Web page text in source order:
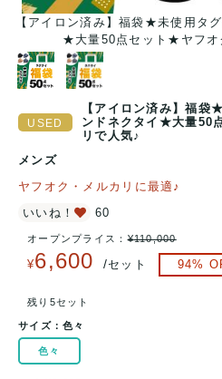
【アイロン済み】福袋★未使用タ
★大量50点セット★ヤフオ
【アイロン済み】福
ンドネクタイ★大量50
リで人気♪
メンズ
ヤフオク・メルカリに最適♪
いいね！
60
オープンプライス：¥110,000
¥6,600 /セット 94%
残り5セット
サイズ：色々
色々